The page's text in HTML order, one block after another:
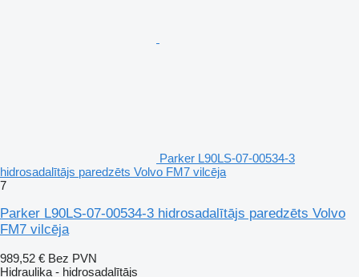
Parker L90LS-07-00534-3
hidrosadalītājs paredzēts Volvo FM7 vilcēja
7
Parker L90LS-07-00534-3 hidrosadalītājs paredzēts Volvo
FM7 vilcēja
989,52 € Bez PVN
Hidraulika - hidrosadalītājs